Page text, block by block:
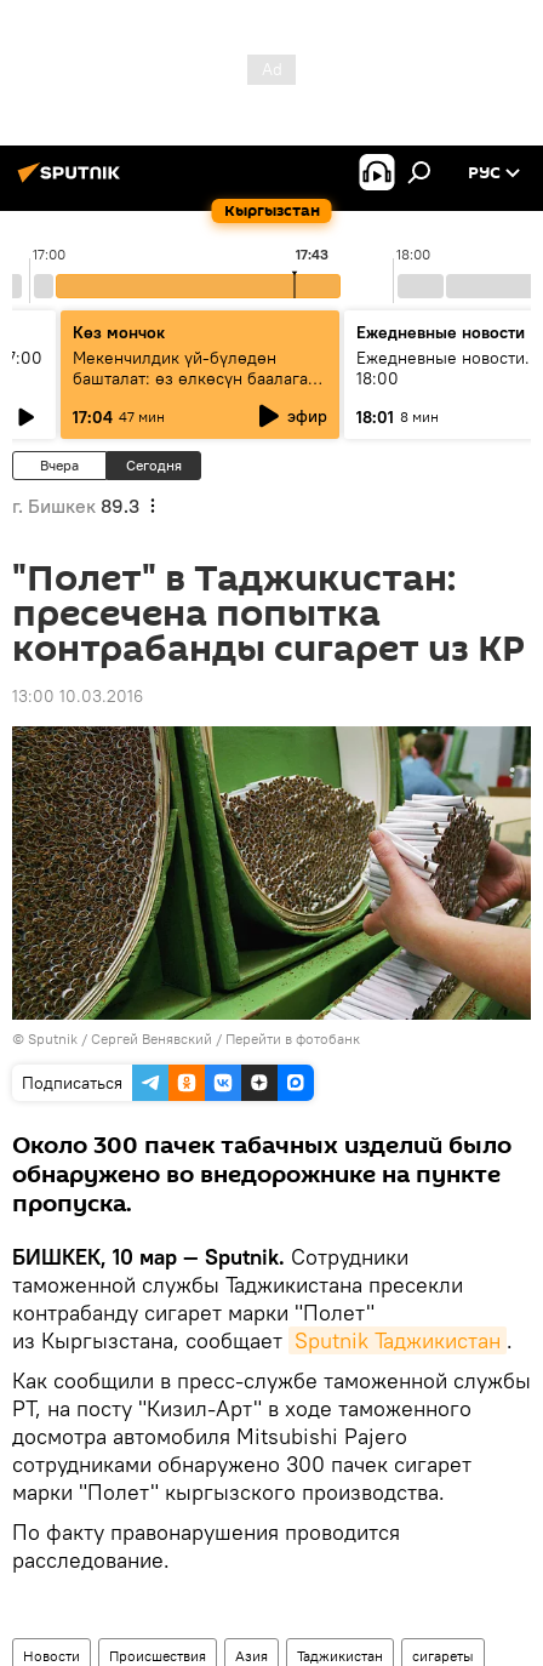
Кыргызстан
РУС
17:00 18:00
17:43
Көз мончок
Мекенчилдик үй-бүлөдөн
башталат: өз өлкөсүн баалаган
муунду кантип тарбиялоо
керек?
17:04 47 мин эфир
Ежедневные новости
Ежедневные новости.
18:00
18:01 8 мин
Вчера Сегодня
г. Бишкек 89.3
"Полет" в Таджикистан:
пресечена попытка
контрабанды сигарет из КР
13:00 10.03.2016
© Sputnik / Сергей Венявский / Перейти в фотобанк
Подписаться
Около 300 пачек табачных изделий было
обнаружено во внедорожнике на пункте
пропуска.
БИШКЕК, 10 мар — Sputnik. Сотрудники
таможенной службы Таджикистана пресекли
контрабанду сигарет марки "Полет"
из Кыргызстана, сообщает Sputnik Таджикистан .
Как сообщили в пресс-службе таможенной службы
РТ, на посту "Кизил-Арт" в ходе таможенного
досмотра автомобиля Mitsubishi Pajero
сотрудниками обнаружено 300 пачек сигарет
марки "Полет" кыргызского производства.
По факту правонарушения проводится
расследование.
Новости Происшествия Азия Таджикистан сигареты